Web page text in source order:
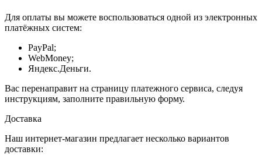
Для оплаты вы можете воспользоваться одной из электронных
платёжных систем:
PayPal;
WebMoney;
Яндекс.Деньги.
Вас перенаправит на страницу платежного сервиса, следуя
инструкциям, заполните правильную форму.
Доставка
Наш интернет-магазин предлагает несколько вариантов
доставки: